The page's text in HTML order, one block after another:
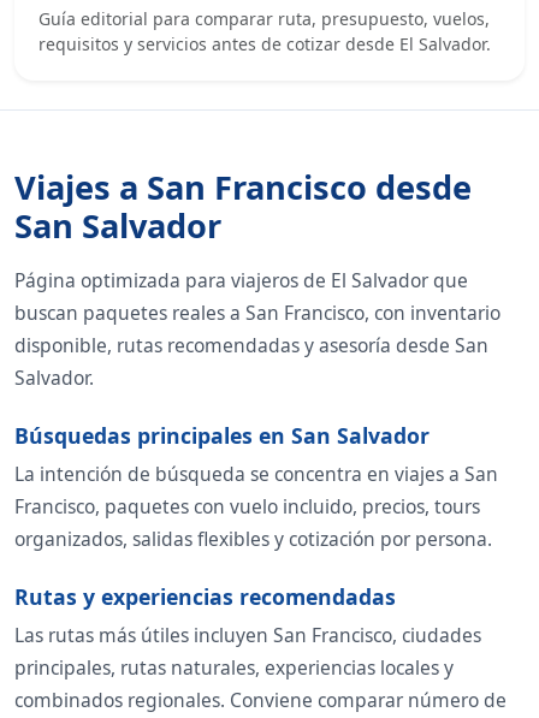
Guía editorial para comparar ruta, presupuesto, vuelos,
requisitos y servicios antes de cotizar desde El Salvador.
Viajes a San Francisco desde
San Salvador
Página optimizada para viajeros de El Salvador que
buscan paquetes reales a San Francisco, con inventario
disponible, rutas recomendadas y asesoría desde San
Salvador.
Búsquedas principales en San Salvador
La intención de búsqueda se concentra en viajes a San
Francisco, paquetes con vuelo incluido, precios, tours
organizados, salidas flexibles y cotización por persona.
Rutas y experiencias recomendadas
Las rutas más útiles incluyen San Francisco, ciudades
principales, rutas naturales, experiencias locales y
combinados regionales. Conviene comparar número de